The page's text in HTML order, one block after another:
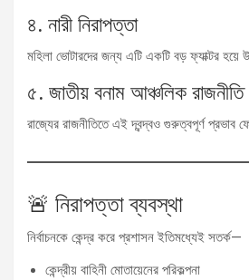
৪. নারী নিরাপত্তা
মহিলা ভোটারদের জন্য এটি একটি বড় ফ্যাক্টর হয়ে
৫. জাতীয় বনাম আঞ্চলিক রাজনীতি
রাজ্যের রাজনীতিতে এই দ্বন্দ্বও গুরুত্বপূর্ণ প্রভাব
🚨 নিরাপত্তা ব্যবস্থা
নির্বাচনকে কেন্দ্র করে প্রশাসন ইতিমধ্যেই সতর্ক—
কেন্দ্রীয় বাহিনী মোতায়েনের পরিকল্পনা